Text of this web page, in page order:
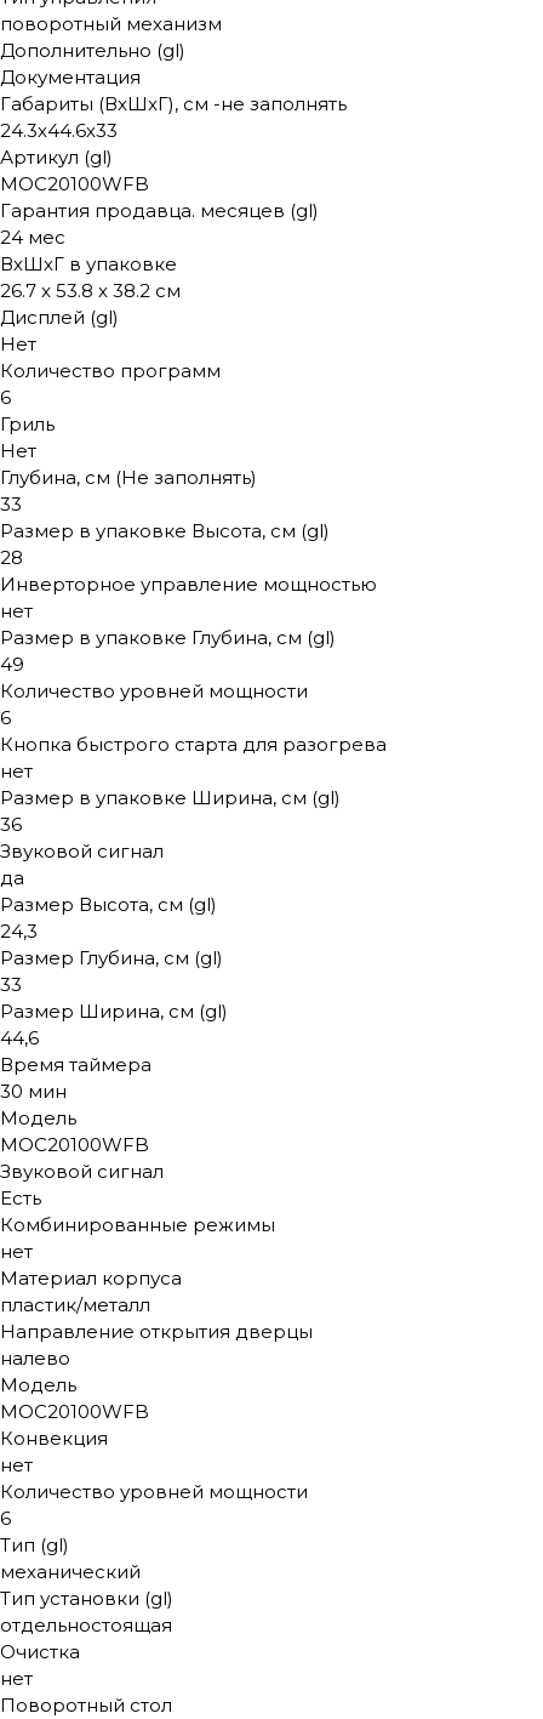
поворотный механизм
Дополнительно (gl)
Документация
Габариты (ВxШxГ), см -не заполнять
24.3х44.6х33
Артикул (gl)
MOC20100WFB
Гарантия продавца. месяцев (gl)
24 мес
ВхШхГ в упаковке
26.7 x 53.8 x 38.2 см
Дисплей (gl)
Нет
Количество программ
6
Гриль
Нет
Глубина, см (Не заполнять)
33
Размер в упаковке Высота, см (gl)
28
Инверторное управление мощностью
нет
Размер в упаковке Глубина, см (gl)
49
Количество уровней мощности
6
Кнопка быстрого старта для разогрева
нет
Размер в упаковке Ширина, см (gl)
36
Звуковой сигнал
да
Размер Высота, см (gl)
24,3
Размер Глубина, см (gl)
33
Размер Ширина, см (gl)
44,6
Время таймера
30 мин
Модель
MOC20100WFB
Звуковой сигнал
Есть
Комбинированные режимы
нет
Материал корпуса
пластик/металл
Направление открытия дверцы
налево
Модель
MOC20100WFB
Конвекция
нет
Количество уровней мощности
6
Тип (gl)
механический
Тип установки (gl)
отдельностоящая
Очистка
нет
Поворотный стол